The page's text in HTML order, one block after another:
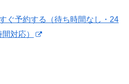
ぐ予約する（待ち時間なし・24
間対応）